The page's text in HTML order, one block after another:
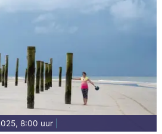
8:00 uur